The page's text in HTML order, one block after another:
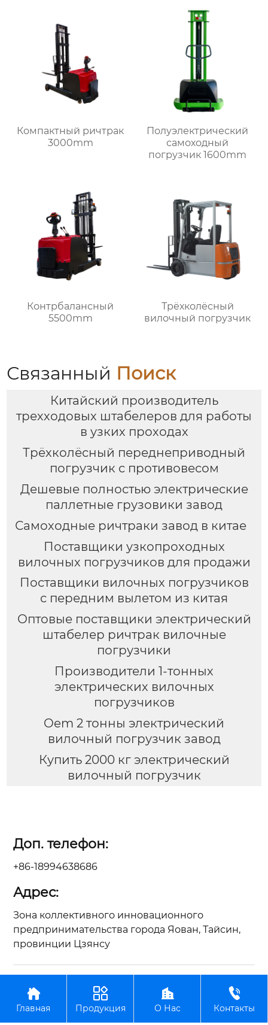
Компактный ричтрак
3000mm
Полуэлектрический
самоходный
погрузчик 1600mm
Контрбалансный
5500mm
Трёхколёсный
вилочный погрузчик
Связанный Поиск
Китайский производитель
трехходовых штабелеров для работы
в узких проходах
Трёхколёсный переднеприводный
погрузчик с противовесом
Дешевые полностью электрические
паллетные грузовики завод
Самоходные ричтраки завод в китае
Поставщики узкопроходных
вилочных погрузчиков для продажи
Поставщики вилочных погрузчиков
с передним вылетом из китая
Оптовые поставщики электрический
штабелер ричтрак вилочные
погрузчики
Производители 1-тонных
электрических вилочных
погрузчиков
Oem 2 тонны электрический
вилочный погрузчик завод
Купить 2000 кг электрический
вилочный погрузчик
Доп. телефон:
+86-18994638686
Адрес:
Зона коллективного инновационного
предпринимательства города Яован, Тайсин,
провинции Цзянсу
производству вилочных погрузчиков

Главная

Продукция

О Нас

Контакты